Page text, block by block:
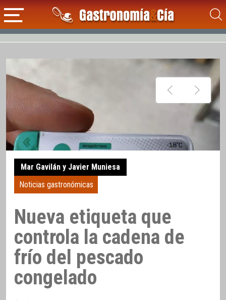
Mar Gavilán y Javier Muniesa
Noticias gastronómicas
Nueva etiqueta que
controla la cadena de
frío del pescado
congelado